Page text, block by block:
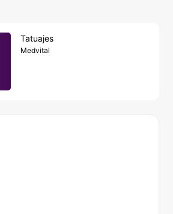
Tatuajes
Medvital